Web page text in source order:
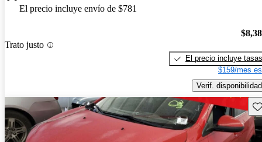
El precio incluye envío de $781
Trato justo
El precio incluye tasas
$159/mes
Verif. disponibilidad